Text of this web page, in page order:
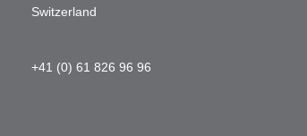
Switzerland
+41 (0) 61 826 96 96